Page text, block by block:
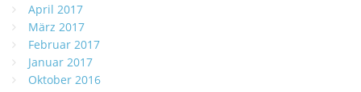
April 2017
März 2017
Februar 2017
Januar 2017
Oktober 2016